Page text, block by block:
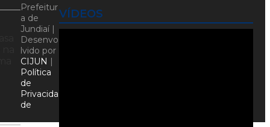
VÍDEOS
Prefeitur
a de
Jundiaí |
Desenvo
lvido por
CIJUN |
Política
de
Privacida
de